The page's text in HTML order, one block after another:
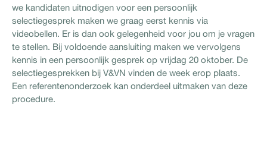
we kandidaten uitnodigen voor een persoonlijk
selectiegesprek maken we graag eerst kennis via
videobellen. Er is dan ook gelegenheid voor jou om je vragen
te stellen. Bij voldoende aansluiting maken we vervolgens
kennis in een persoonlijk gesprek op vrijdag 20 oktober. De
selectiegesprekken bij V&VN vinden de week erop plaats.
Een referentenonderzoek kan onderdeel uitmaken van deze
procedure.